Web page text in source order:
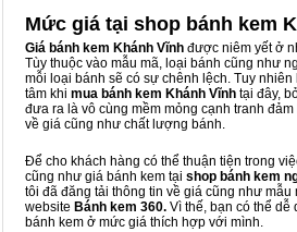
Mức giá tại shop bánh kem
Giá bánh kem Khánh Vĩnh được niêm yết ở
Tùy thuộc vào mẫu mã, loại bánh cũng như
mỗi loại bánh sẽ có sự chênh lệch. Tuy nhiên
tâm khi mua bánh kem Khánh Vĩnh tại đây,
đưa ra là vô cùng mềm mỏng cạnh tranh
về giá cũng như chất lượng bánh.
Để cho khách hàng có thể thuận tiện trong
cũng như giá bánh kem tại shop bánh kem
tôi đã đăng tải thông tin về giá cũng như mẫu
website Bánh kem 360. Vì thế, bạn có thể dễ
bánh kem ở mức giá thích hợp với mình.